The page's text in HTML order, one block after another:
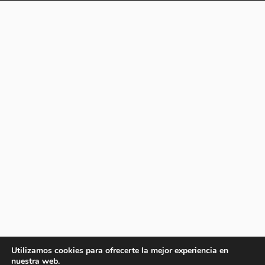
Utilizamos cookies para ofrecerte la mejor experiencia en
nuestra web.